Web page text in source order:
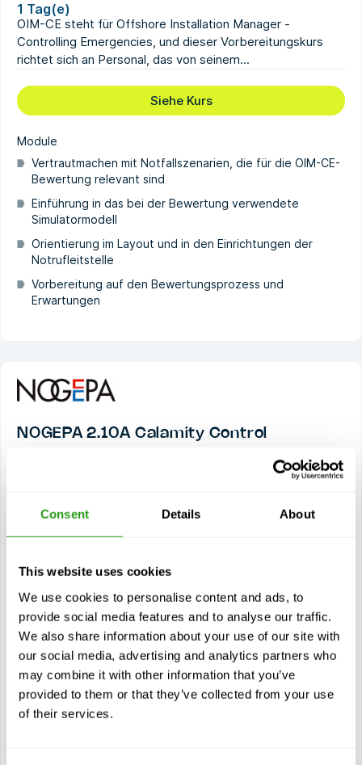
Consent Details About
This website uses cookies
We use cookies to personalise content and ads, to
provide social media features and to analyse our traffic.
We also share information about your use of our site with
our social media, advertising and analytics partners who
may combine it with other information that you’ve
provided to them or that they’ve collected from your use
of their services.
1 Tag(e)
OIM-CE steht für Offshore Installation Manager -
Controlling Emergencies, und dieser Vorbereitungskurs
richtet sich an Personal, das von seinem...
Siehe Kurs
Module
Vertrautmachen mit Notfallszenarien, die für die OIM-CE-
Bewertung relevant sind
Einführung in das bei der Bewertung verwendete
Simulatormodell
Orientierung im Layout und in den Einrichtungen der
Notrufleitstelle
Vorbereitung auf den Bewertungsprozess und
Erwartungen
NOGEPA 2.10A Calamity Control
NOGEPA 2.10A Calamity Control steht für ein Calamity-
Installationen und Aufsichtspersonen, die für kleine...
Zertifizierung(en)
4 Jahre Gültigkeit
Siehe Kurs
Module